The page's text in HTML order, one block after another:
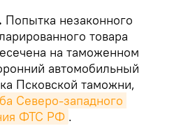
Попытка незаконного
товара
на таможенном
автомобильный
Псковской таможни,
Северо-западного
ФТС РФ .